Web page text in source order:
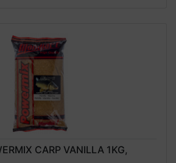
CARP VANILLA 1KG,